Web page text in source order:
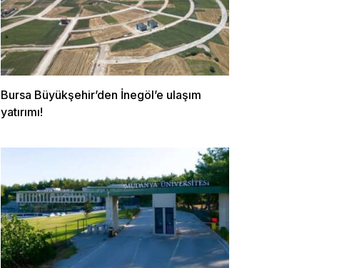
Bursa Büyükşehir’den İnegöl’e ulaşım
yatırımı!